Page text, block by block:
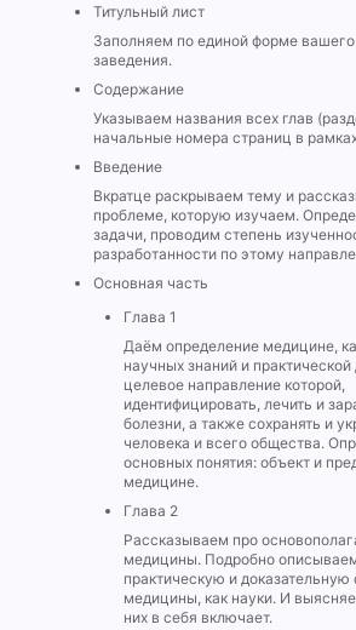
Титульный лист
Заполняем по единой форме
заведения.
Содержание
Указываем названия всех глав
начальные номера страниц в
Введение
Вкратце раскрываем тему и
проблеме, которую изучаем.
задачи, проводим степень
разработанности по этому
Основная часть
Глава 1
Даём определение медицине,
научных знаний и практической
целевое направление которой,
идентифицировать, лечить и
болезни, а также сохранять и
человека и всего общества.
основных понятия: объект и
медицине.
Глава 2
Рассказываем про
медицины. Подробно
практическую и доказательную
медицины, как науки. И
них в себя включает.